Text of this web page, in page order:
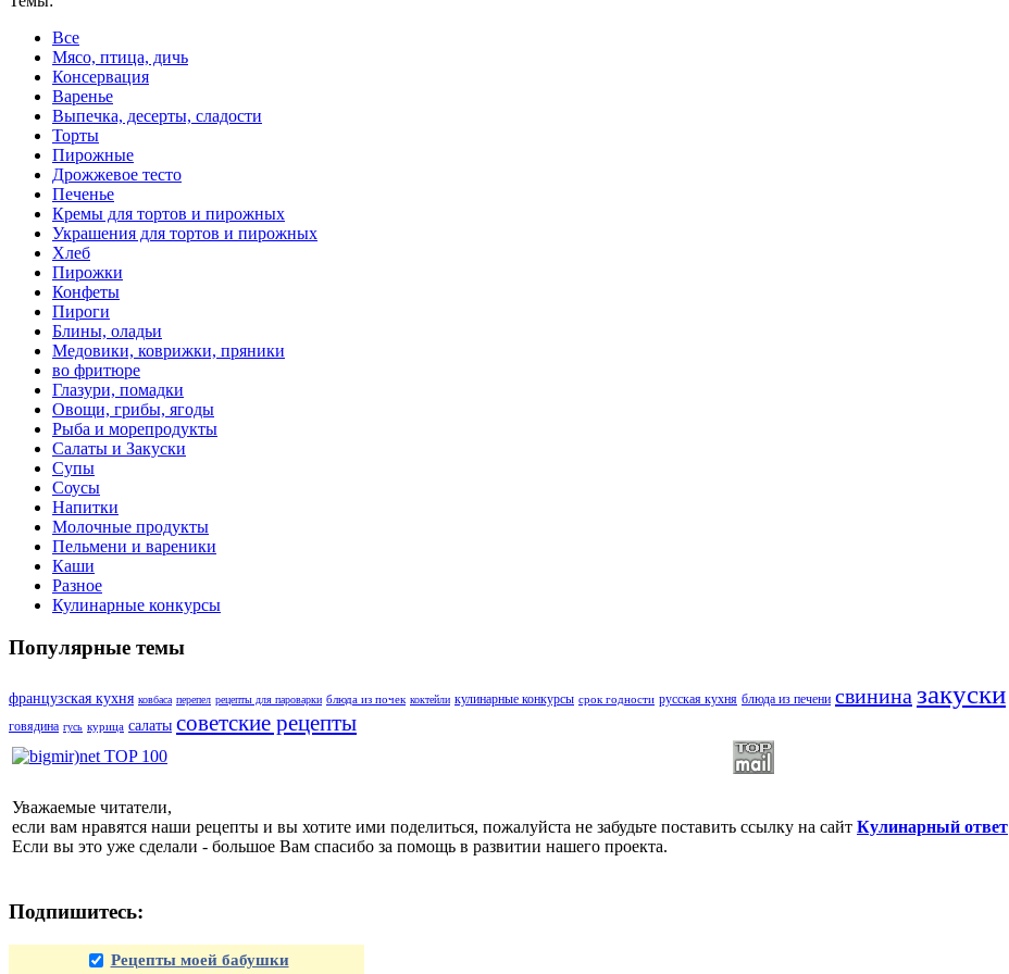
Все
Мясо, птица, дичь
Консервация
Варенье
Выпечка, десерты, сладости
Торты
Пирожные
Дрожжевое тесто
Печенье
Кремы для тортов и пирожных
Украшения для тортов и пирожных
Хлеб
Пирожки
Конфеты
Пироги
Блины, оладьи
Медовики, коврижки, пряники
во фритюре
Глазури, помадки
Овощи, грибы, ягоды
Рыба и морепродукты
Салаты и Закуски
Супы
Соусы
Напитки
Молочные продукты
Пельмени и вареники
Каши
Разное
Кулинарные конкурсы
Популярные темы
французская кухня ковбаса перепел рецепты для пароварки блюда из почек коктейли кулинарные конкурсы срок годности русская кухня блюда из печени свинина закуски
говядина гусь курица салаты советские рецепты
Уважаемые читатели,
если вам нравятся наши рецепты и вы хотите ими поделиться, пожалуйста не забудьте поставить ссылку на сайт Кулинарный ответ
Если вы это уже сделали - большое Вам спасибо за помощь в развитии нашего проекта.
Подпишитесь:
Рецепты моей бабушки